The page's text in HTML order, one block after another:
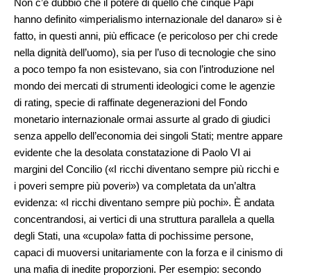
hanno definito «imperialismo internazionale del danaro» si è
fatto, in questi anni, più efficace (e pericoloso per chi crede
nella dignità dell’uomo), sia per l’uso di tecnologie che sino
a poco tempo fa non esistevano, sia con l’introduzione nel
mondo dei mercati di strumenti ideologici come le agenzie
di rating, specie di raffinate degenerazioni del Fondo
monetario internazionale ormai assurte al grado di giudici
senza appello dell’economia dei singoli Stati; mentre appare
evidente che la desolata constatazione di Paolo VI ai
margini del Concilio («I ricchi diventano sempre più ricchi e
i poveri sempre più poveri») va completata da un’altra
evidenza: «I ricchi diventano sempre più pochi». È andata
concentrandosi, ai vertici di una struttura parallela a quella
degli Stati, una «cupola» fatta di pochissime persone,
capaci di muoversi unitariamente con la forza e il cinismo di
una mafia di inedite proporzioni. Per esempio: secondo